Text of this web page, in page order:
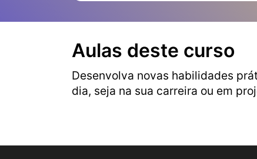
Aulas deste curso
Desenvolva novas habilidades
dia, seja na sua carreira ou em